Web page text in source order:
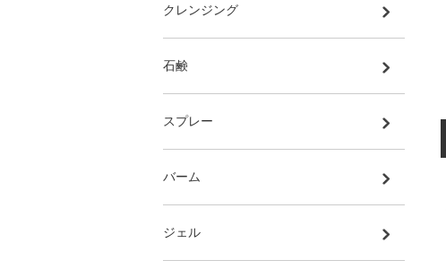
クレンジング
石鹸
スプレー
バーム
ジェル